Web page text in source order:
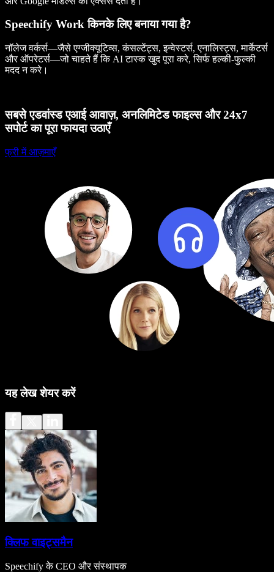
Speechify Work किनके लिए बनाया गया है?
नॉलेज वर्कर्स—जैसे एग्जीक्यूटिव्स, कंसल्टेंट्स, इन्वेस्टर्स, एनालिस्ट्स, मार्केटर्स
और ऑपरेटर्स—जो चाहते हैं कि AI टास्क खुद पूरा करे, सिर्फ हल्की-फुल्की
मदद न करे।
सबसे एडवांस्ड एआई आवाज़, अनलिमिटेड फाइल्स और 24x7
सपोर्ट का पूरा फायदा उठाएँ
फ्री में आज़माएँ
यह लेख शेयर करें
क्लिफ वाइट्समैन
Speechify के CEO और संस्थापक